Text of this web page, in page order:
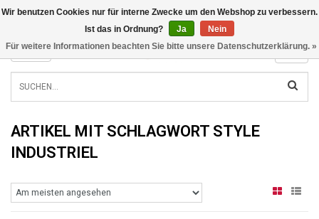
INFO@RADIATORS.SHOP
MENU
ARTIKEL MIT SCHLAGWORT STYLE
INDUSTRIEL
Wir benutzen Cookies nur für interne Zwecke um den Webshop zu verbessern.
Ist das in Ordnung?
Ja
Nein
Für weitere Informationen beachten Sie bitte unsere Datenschutzerklärung. »